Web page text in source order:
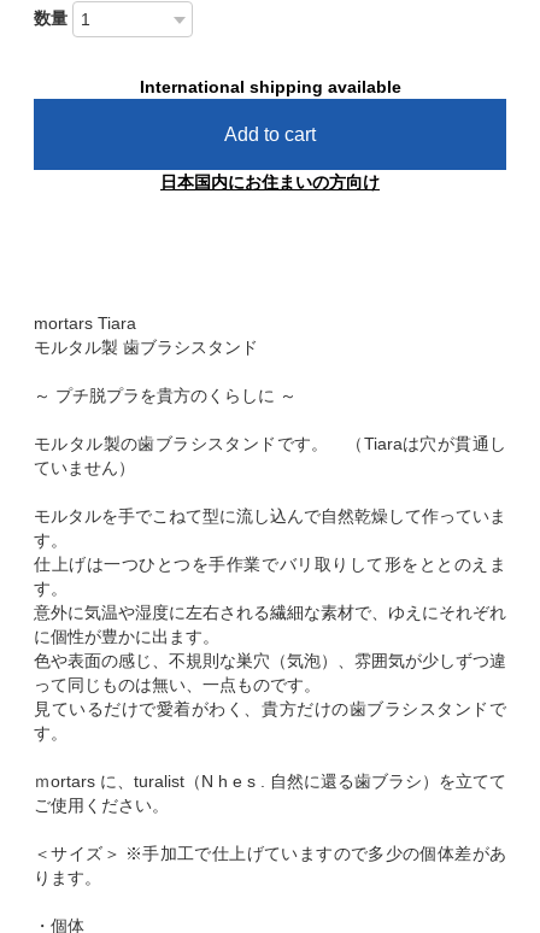
数量
International shipping available
Add to cart
日本国内にお住まいの方向け
mortars Tiara
モルタル製 歯ブラシスタンド
～ プチ脱プラを貴方のくらしに ～
モルタル製の歯ブラシスタンドです。 （Tiaraは穴が貫通し
ていません）
モルタルを手でこねて型に流し込んで自然乾燥して作っていま
す。
仕上げは一つひとつを手作業でバリ取りして形をととのえま
す。
意外に気温や湿度に左右される繊細な素材で、ゆえにそれぞれ
に個性が豊かに出ます。
色や表面の感じ、不規則な巣穴（気泡）、雰囲気が少しずつ違
って同じものは無い、一点ものです。
見ているだけで愛着がわく、貴方だけの歯ブラシスタンドで
す。
ｍortars に、turalist（N h e s . 自然に還る歯ブラシ）を立てて
ご使用ください。
＜サイズ＞ ※手加工で仕上げていますので多少の個体差があ
ります。
・個体